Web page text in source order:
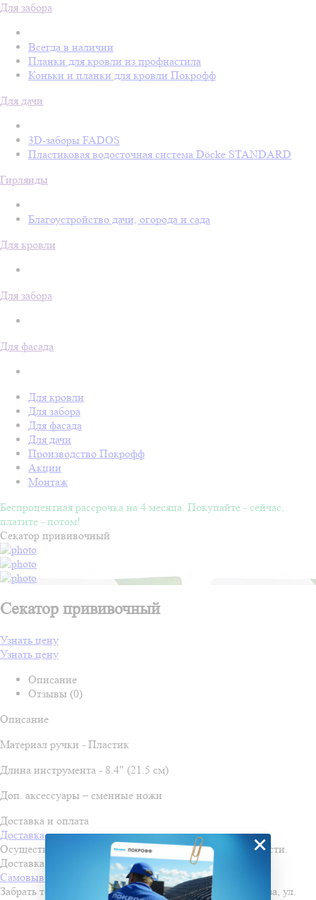
Для забора
Всегда в наличии
Планки для кровли из профнастила
Коньки и планки для кровли Покрофф
Для дачи
3D-заборы FADOS
Пластиковая водосточная система Döcke STANDARD
Гирлянды
Благоустройство дачи, огорода и сада
Для кровли
Для забора
Для фасада
Для кровли
Для забора
Для фасада
Для дачи
Производство Покрофф
Акции
Монтаж
Беспроцентная рассрочка на 4 месяца. Покупайте - сейчас,
платите - потом!
Секатор прививочный
Секатор прививочный
Узнать цену
Узнать цену
Описание
Отзывы (0)
Описание
Материал ручки - Пластик
Длина инструмента - 8.4" (21.5 см)
Доп. аксессуары – сменные ножи
Доставка и оплата
Доставка
Осуществляем доставку во все города Пензенской области.
Доставка осуществляется по льготной стоимости!
Самовывоз
Забрать товар можно самостоятельно со склада в г. Пенза, ул.
×